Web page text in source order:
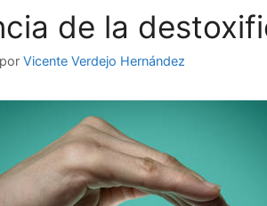
de la
por Vicente Verdejo Hernández